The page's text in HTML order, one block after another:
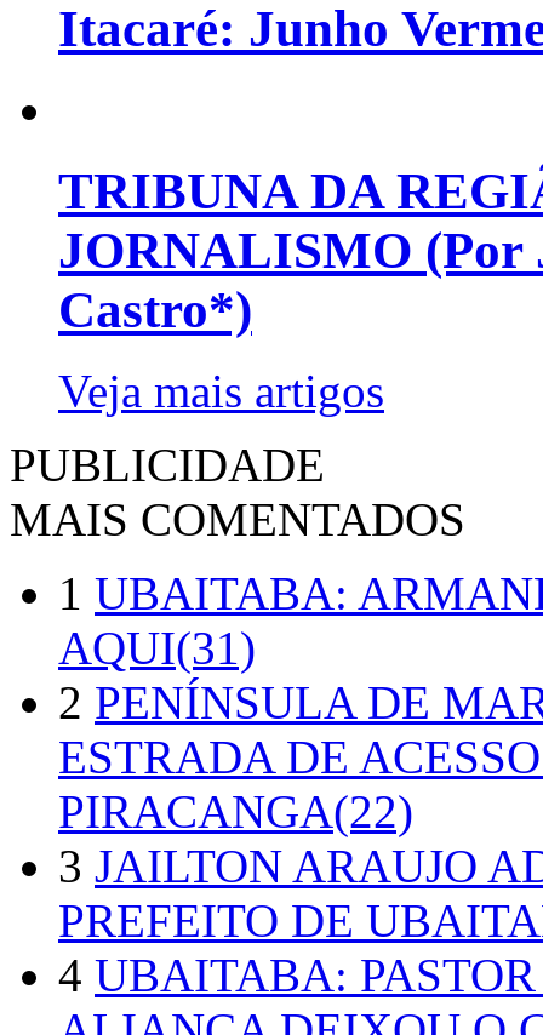
Itacaré: Junho
TRIBUNA DA
JORNALISMO (Por
Castro*)
Veja mais artigos
PUBLICIDADE
MAIS COMENTADOS
1 UBAITABA:
AQUI(31)
2 PENÍNSULA DE
ESTRADA DE
PIRACANGA(22)
3 JAILTON ARAUJO
PREFEITO DE
4 UBAITABA: